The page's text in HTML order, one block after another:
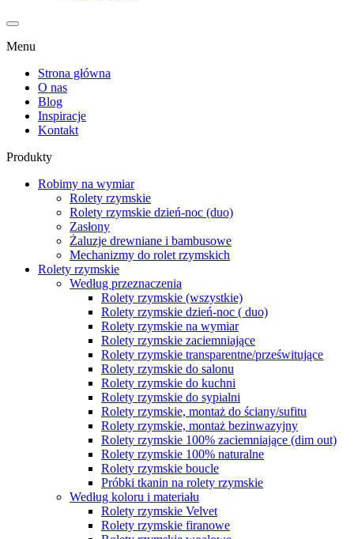
Menu
Strona główna
O nas
Blog
Inspiracje
Kontakt
Produkty
Robimy na wymiar
Rolety rzymskie
Rolety rzymskie dzień-noc (duo)
Zasłony
Żaluzje drewniane i bambusowe
Mechanizmy do rolet rzymskich
Rolety rzymskie
Według przeznaczenia
Rolety rzymskie (wszystkie)
Rolety rzymskie dzień-noc ( duo)
Rolety rzymskie na wymiar
Rolety rzymskie zaciemniające
Rolety rzymskie transparentne/prześwitujące
Rolety rzymskie do salonu
Rolety rzymskie do kuchni
Rolety rzymskie do sypialni
Rolety rzymskie, montaż do ściany/sufitu
Rolety rzymskie, montaż bezinwazyjny
Rolety rzymskie 100% zaciemniające (dim out)
Rolety rzymskie 100% naturalne
Rolety rzymskie boucle
Próbki tkanin na rolety rzymskie
Według koloru i materiału
Rolety rzymskie Velvet
Rolety rzymskie firanowe